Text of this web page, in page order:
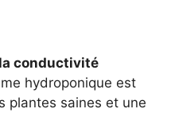
conductivité
hydroponique est
plantes saines et une